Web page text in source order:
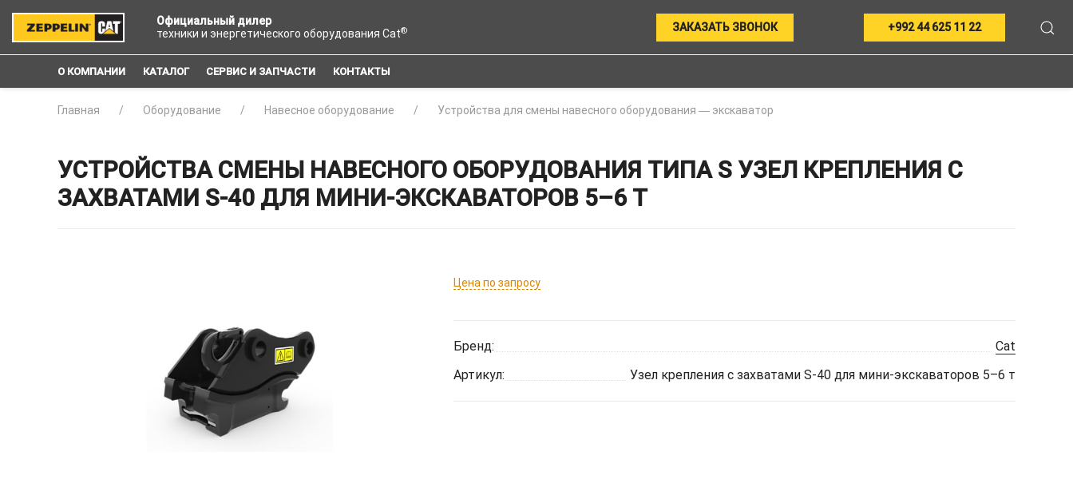
Официальный дилер
техники и энергетического оборудования Cat® ЗАКАЗАТЬ ЗВОНОК +992 44 625 11 22
О КОМПАНИИ КАТАЛОГ СЕРВИС И ЗАПЧАСТИ КОНТАКТЫ
Главная Оборудование Навесное оборудование Устройства для смены навесного оборудования ― экскаватор
УСТРОЙСТВА СМЕНЫ НАВЕСНОГО ОБОРУДОВАНИЯ ТИПА S УЗЕЛ КРЕПЛЕНИЯ С
ЗАХВАТАМИ S-40 ДЛЯ МИНИ-ЭКСКАВАТОРОВ 5–6 Т
Цена по запросу
Бренд:
Cat
Артикул:
Узел крепления с захватами S-40 для мини-экскаваторов 5–6 т